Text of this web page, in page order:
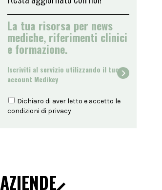
La tua risorsa per news
mediche, riferimenti clinici
e formazione.
Iscriviti al servizio utilizzando il tuo
account Medikey
Dichiaro di aver letto e accetto le
condizioni di privacy
AZIENDE